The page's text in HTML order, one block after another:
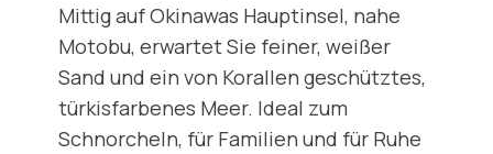
Mittig auf Okinawas Hauptinsel, nahe
Motobu, erwartet Sie feiner, weißer
Sand und ein von Korallen geschütztes,
türkisfarbenes Meer. Ideal zum
Schnorcheln, für Familien und für Ruhe